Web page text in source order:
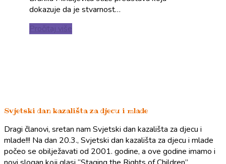
dokazuje da je stvarnost…
Pročitaj više
Svjetski dan kazališta za djecu i mlade
Dragi članovi, sretan nam Svjetski dan kazališta za djecu i
mlade!!! Na dan 20.3., Svjetski dan kazališta za djecu i mlade
počeo se obilježavati od 2001. godine, a ove godine imamo i